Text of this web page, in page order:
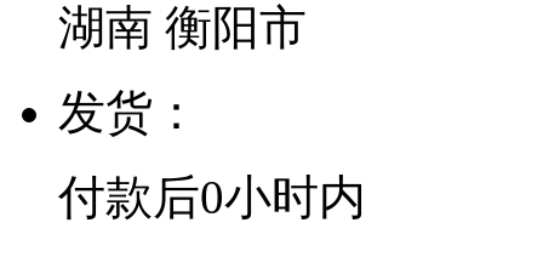
湖南 衡阳市
发货：
付款后0小时内